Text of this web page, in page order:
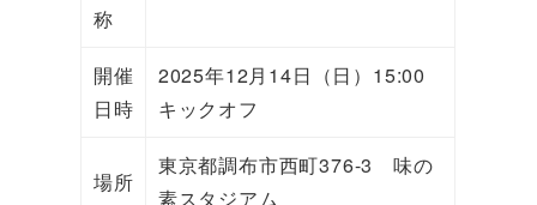
称
開催
日時
2025年12月14日（日）15:00
キックオフ
場所
東京都調布市西町376-3 味の
素スタジアム